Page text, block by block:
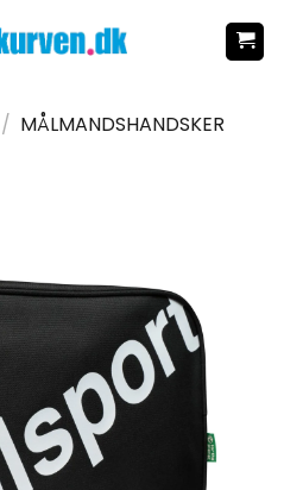
/ MÅLMANDSHANDSKER